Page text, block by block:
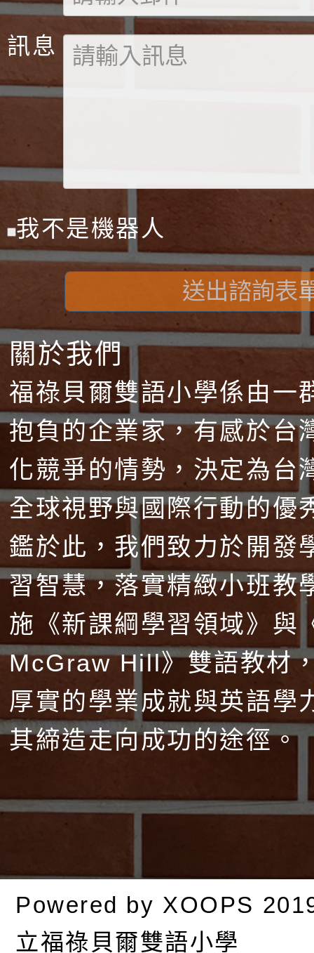
訊息
我不是機器人
送出諮詢表
關於我們
福祿貝爾雙語小學係由一
抱負的企業家，有感於台
化競爭的情勢，決定為台
全球視野與國際行動的優
鑑於此，我們致力於開發
習智慧，落實精緻小班教
施《新課綱學習領域》與
McGraw Hill》雙語教材
厚實的學業成就與英語學
其締造走向成功的途徑。
Powered by XOOPS
立福祿貝爾雙語小學